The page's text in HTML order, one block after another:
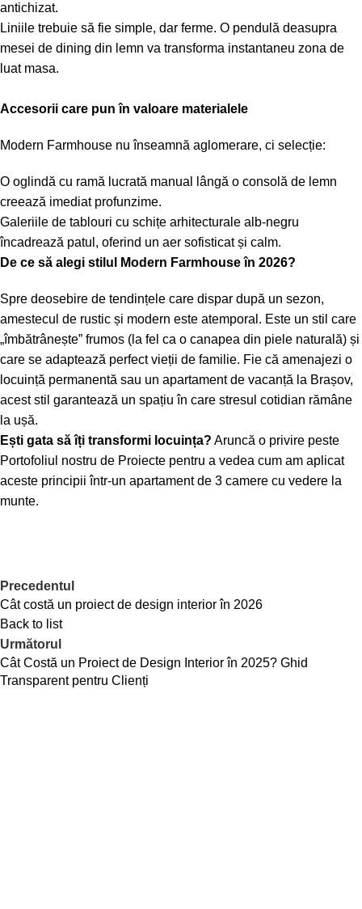
antichizat.
Liniile trebuie să fie simple, dar ferme. O pendulă deasupra
mesei de dining din lemn va transforma instantaneu zona de
luat masa.
Accesorii care pun în valoare materialele
Modern Farmhouse nu înseamnă aglomerare, ci selecție:
O oglindă cu ramă lucrată manual lângă o consolă de lemn
creează imediat profunzime.
Galeriile de tablouri cu schițe arhitecturale alb-negru
încadrează patul, oferind un aer sofisticat și calm.
De ce să alegi stilul Modern Farmhouse în 2026?
Spre deosebire de tendințele care dispar după un sezon,
amestecul de rustic și modern este atemporal. Este un stil care
„îmbătrânește” frumos (la fel ca o canapea din piele naturală) și
care se adaptează perfect vieții de familie. Fie că amenajezi o
locuință permanentă sau un apartament de vacanță la Brașov,
acest stil garantează un spațiu în care stresul cotidian rămâne
la ușă.
Ești gata să îți transformi locuința? Aruncă o privire peste
Portofoliul nostru de Proiecte pentru a vedea cum am aplicat
aceste principii într-un apartament de 3 camere cu vedere la
munte.
Precedentul
Cât costă un proiect de design interior în 2026
Back to list
Următorul
Cât Costă un Proiect de Design Interior în 2025? Ghid
Transparent pentru Clienți